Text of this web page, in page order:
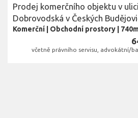
Prodej komerčního objektu v ulici
Dobrovodská v Českých
Komerční Obchodní prostory
včetně právního servisu, advokátní/